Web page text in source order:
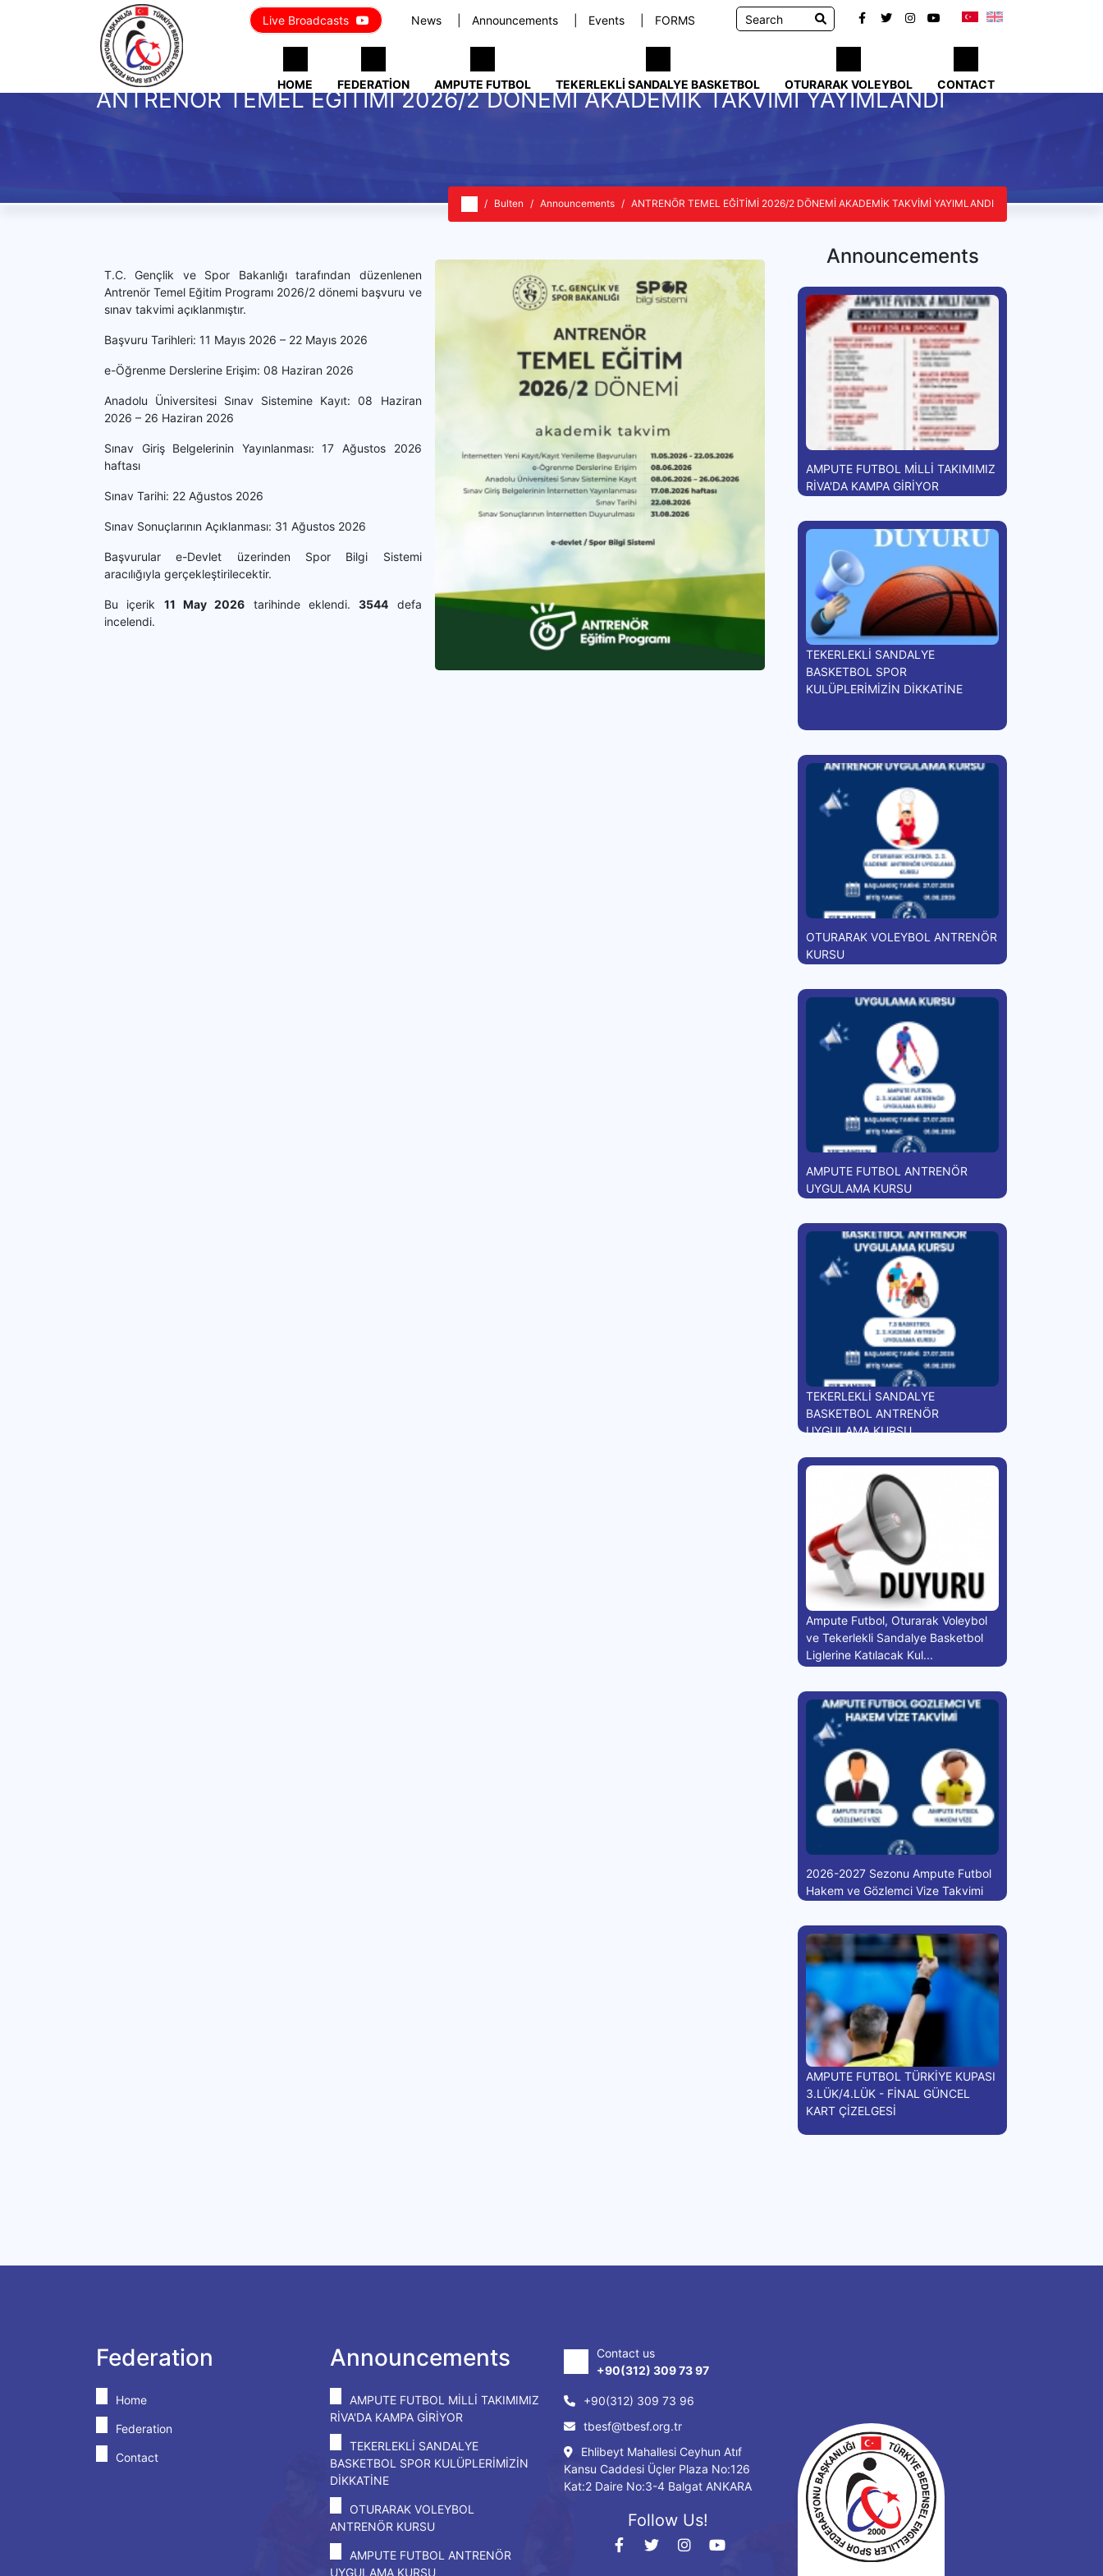
News Announcements Events FORMS
Live Broadcasts
HOME FEDERATION AMPUTE FUTBOL TEKERLEKLI SANDALYE BASKETBOL OTURARAK VOLEYBOL CONTACT
ANTRENÖR TEMEL EĞİTİMİ 2026/2 DÖNEMİ AKADEMİK TAKVİMİ YAYIMLANDI
Bulten Announcements ANTRENÖR TEMEL EĞİTİMİ 2026/2 DÖNEMİ AKADEMİK TAKVİMİ YAYIMLANDI
T.C. Gençlik ve Spor Bakanlığı tarafından düzenlenen
Antrenör Temel Eğitim Programı 2026/2 dönemi başvuru ve
sınav takvimi açıklanmıştır.
Başvuru Tarihleri: 11 Mayıs 2026 – 22 Mayıs 2026
e-Öğrenme Derslerine Erişim: 08 Haziran 2026
Anadolu Üniversitesi Sınav Sistemine Kayıt: 08 Haziran
2026 – 26 Haziran 2026
Sınav Giriş Belgelerinin Yayınlanması: 17 Ağustos 2026
haftası
Sınav Tarihi: 22 Ağustos 2026
Sınav Sonuçlarının Açıklanması: 31 Ağustos 2026
Başvurular e-Devlet üzerinden Spor Bilgi Sistemi
aracılığıyla gerçekleştirilecektir.
Bu içerik 11 May 2026 tarihinde eklendi.3544 defa
incelendi.
Announcements
AMPUTE FUTBOL MİLLİ TAKIMIMIZ
RİVA'DA KAMPA GİRİYOR
TEKERLEKLİ SANDALYE
BASKETBOL SPOR
KULÜPLERİMİZİN DİKKATİNE
OTURARAK VOLEYBOL ANTRENÖR
KURSU
AMPUTE FUTBOL ANTRENÖR
UYGULAMA KURSU
TEKERLEKLİ SANDALYE
BASKETBOL ANTRENÖR
UYGULAMA KURSU
Ampute Futbol, Oturarak Voleybol
ve Tekerlekli Sandalye Basketbol
Liglerine Katılacak Kul...
2026-2027 Sezonu Ampute Futbol
Hakem ve Gözlemci Vize Takvimi
AMPUTE FUTBOL TÜRKİYE KUPASI
3.LÜK/4.LÜK - FİNAL GÜNCEL
KART ÇİZELGESİ
Federation
Home
Federation
Contact
Announcements
AMPUTE FUTBOL MİLLİ TAKIMIMIZ
RİVA'DA KAMPA GİRİYOR
TEKERLEKLİ SANDALYE
BASKETBOL SPOR KULÜPLERİMİZİN
DİKKATİNE
OTURARAK VOLEYBOL
ANTRENÖR KURSU
AMPUTE FUTBOL ANTRENÖR
UYGULAMA KURSU
Contact us
+90(312) 309 73 97
+90(312) 309 73 96
tbesf@tbesf.org.tr
Ehlibeyt Mahallesi Ceyhun Atıf
Kansu Caddesi Üçler Plaza No:126
Kat:2 Daire No:3-4 Balgat ANKARA
Follow Us!